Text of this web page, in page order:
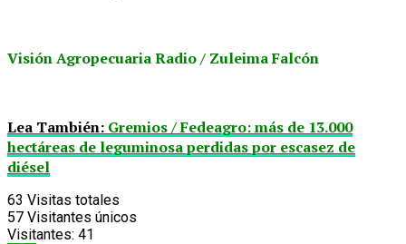
Visión Agropecuaria Radio / Zuleima Falcón
Lea También: Gremios / Fedeagro: más de 13.000
hectáreas de leguminosa perdidas por escasez de
diésel
63 Visitas totales
57 Visitantes únicos
Visitantes: 41